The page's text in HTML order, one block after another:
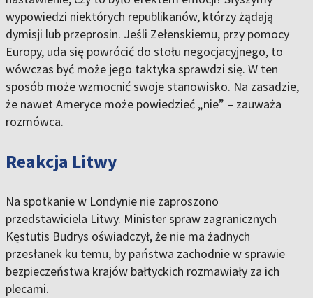
wypowiedzi niektórych republikanów, którzy żądają
dymisji lub przeprosin. Jeśli Zełenskiemu, przy pomocy
Europy, uda się powrócić do stołu negocjacyjnego, to
wówczas być może jego taktyka sprawdzi się. W ten
sposób może wzmocnić swoje stanowisko. Na zasadzie,
że nawet Ameryce może powiedzieć „nie” – zauważa
rozmówca.
Reakcja Litwy
Na spotkanie w Londynie nie zaproszono
przedstawiciela Litwy. Minister spraw zagranicznych
Kęstutis Budrys oświadczył, że nie ma żadnych
przesłanek ku temu, by państwa zachodnie w sprawie
bezpieczeństwa krajów bałtyckich rozmawiały za ich
plecami.